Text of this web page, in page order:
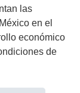
las
en el
económico
de